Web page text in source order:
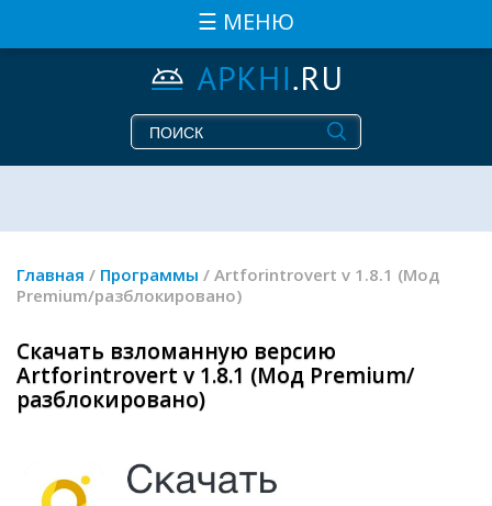
☰ МЕНЮ
Главная / Программы / Artforintrovert v 1.8.1 (Мод
Premium/разблокировано)
Скачать взломанную версию
Artforintrovert v 1.8.1 (Мод Premium/
разблокировано)